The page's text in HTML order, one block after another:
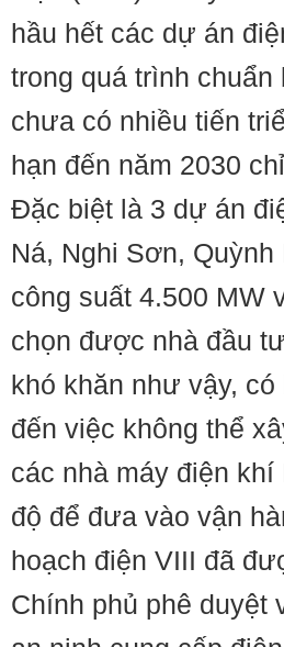
hầu hết các dự án
trong quá trình
chưa có nhiều tiến
hạn đến năm 2030
Đặc biệt là 3 dự án
Ná, Nghi Sơn,
công suất 4.500 MW
chọn được nhà đầu
khó khăn như vậy, có
đến việc không thể
các nhà máy điện khí
độ để đưa vào vận
hoạch điện VIII đã
Chính phủ phê duyệt